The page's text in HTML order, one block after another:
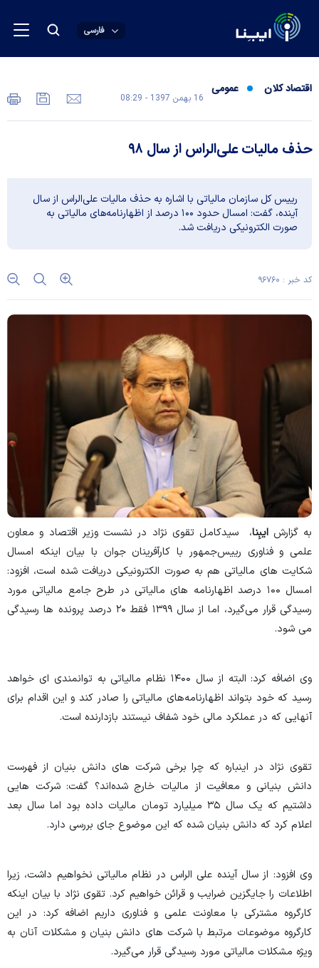
فارسی
اقتصاد کلان عمومی
16 بهمن 1397 - 08:29
حذف مالیات علی‌الراس از سال ۹۸
رییس کل سازمان مالیاتی با اشاره به حذف مالیات علی‌الراس از سال
آینده، گفت: امسال حدود ۱۰۰ درصد از اظهارنامه‌های مالیاتی به
صورت الکترونیکی دریافت شد.
کد خبر : ۹۶۷۶۰
به گزارشایبِنا، ‌ سیدکامل تقوی نژاد در نشست وزیر اقتصاد و معاون
علمی و فناوری رییس‌جمهور با کارآفرینان جوان با بیان اینکه امسال
شکایت های مالیاتی هم به صورت الکترونیکی دریافت شده است، افزود:
امسال ۱۰۰ درصد اظهارنامه های مالیاتی در طرح جامع مالیاتی مورد
رسیدگی قرار می‌گیرد، اما از سال ۱۳۹۹ فقط ۲۰ درصد پرونده ها رسیدگی
می شود.
وی اضافه کرد: البته از سال ۱۴۰۰ نظام مالیاتی به توانمندی ای خواهد
رسید که خود بتواند اظهارنامه‌های مالیاتی را صادر کند و این اقدام برای
آنهایی که در عملکرد مالی خود شفاف نیستند بازدارنده است.
تقوی نژاد در اینباره که چرا برخی شرکت های دانش بنیان از فهرست
دانش بنیانی و معافیت از مالیات خارج شده‌اند؟ گفت: شرکت هایی
داشتیم که یک سال ۳۵ میلیارد تومان مالیات داده بود اما سال بعد
اعلام کرد که دانش بنیان شده که این موضوع جای بررسی دارد.
وی افزود: از سال آینده علی الراس در نظام مالیاتی نخواهیم داشت، زیرا
اطلاعات را جایگزین ضرایب و قرائن خواهیم کرد. تقوی نژاد با بیان اینکه
کارگروه مشترکی با معاونت علمی و فناوری داریم اضافه کرد: در این
کارگروه موضوعات مرتبط با شرکت های دانش بنیان و مشکلات آنان به
ویژه مشکلات مالیاتی مورد رسیدگی قرار می‌گیرد.